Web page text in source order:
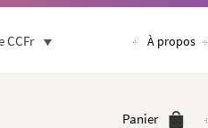
CCFr À propos
Panier